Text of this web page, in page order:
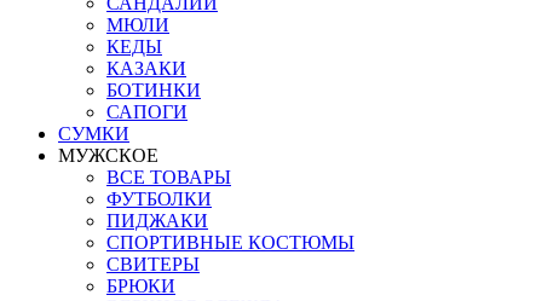
МЮЛИ
КЕДЫ
КАЗАКИ
БОТИНКИ
САПОГИ
СУМКИ
МУЖСКОЕ
ВСЕ ТОВАРЫ
ФУТБОЛКИ
ПИДЖАКИ
СПОРТИВНЫЕ КОСТЮМЫ
СВИТЕРЫ
БРЮКИ